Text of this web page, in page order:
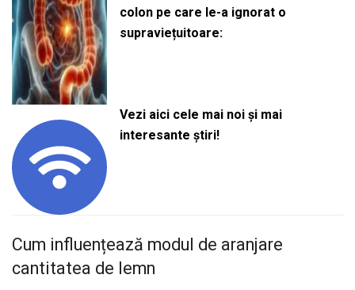
colon pe care le-a ignorat o
supraviețuitoare:
Vezi aici cele mai noi și mai
interesante știri!
Cum influențează modul de aranjare
cantitatea de lemn